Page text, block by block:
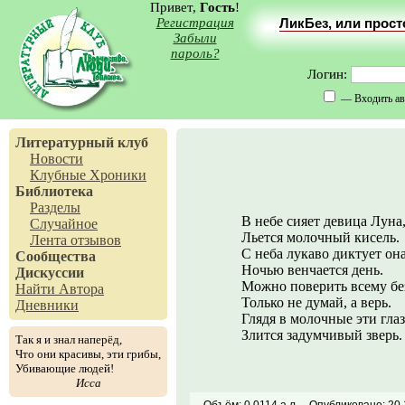
Привет, Гость!
Регистрация
Забыли
пароль?
ЛикБез, или
Логин:
— Входить
Литературный клуб
Новости
Клубные Хроники
Библиотека
Разделы
Случайное
Лента отзывов
Сообщества
Дискуссии
Найти Автора
Дневники
Так я и знал наперёд,
Что они красивы, эти грибы,
Убивающие людей!
Исса
В небе сияет девица Луна,
Льется молочный кисель.
С неба лукаво диктует
Ночью венчается день.
Можно поверить всему
Только не думай, а верь.
Глядя в молочные эти
Злится задумчивый зверь.